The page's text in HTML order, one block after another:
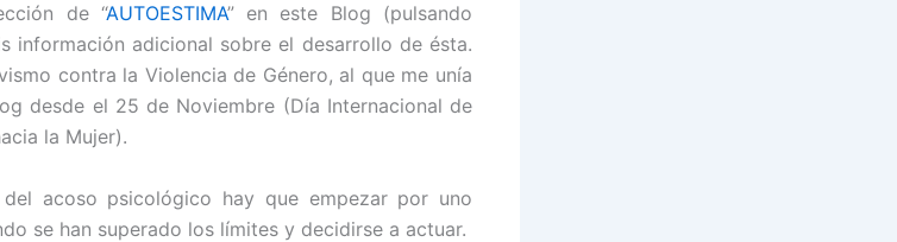
de “AUTOESTIMA” en este Blog (pulsando
información adicional sobre el desarrollo de ésta.
contra la Violencia de Género, al que me unía
desde el 25 de Noviembre (Día Internacional de
la Mujer).
acoso psicológico hay que empezar por uno
se han superado los límites y decidirse a actuar.